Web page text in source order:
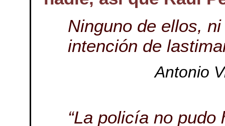
Ninguno de ellos,
intención de
Antonio
“La policía no pudo